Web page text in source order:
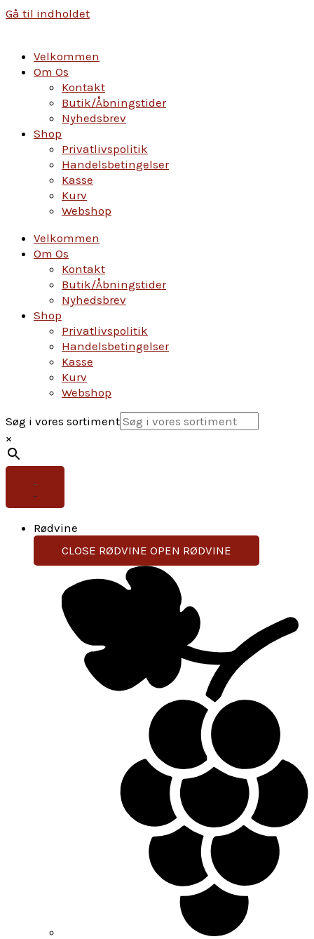
Gå til indholdet
Velkommen
Om Os
Kontakt
Butik/Åbningstider
Nyhedsbrev
Shop
Privatlivspolitik
Handelsbetingelser
Kasse
Kurv
Webshop
Velkommen
Om Os
Kontakt
Butik/Åbningstider
Nyhedsbrev
Shop
Privatlivspolitik
Handelsbetingelser
Kasse
Kurv
Webshop
Søg i vores sortiment
×
Rødvine
CLOSE RØDVINE OPEN RØDVINE